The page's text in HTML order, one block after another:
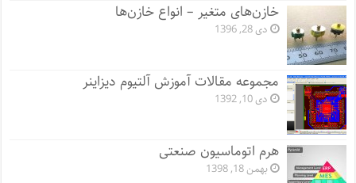
خازن‌های متغیر – انواع خازن‌ها
دی 28, 1396
مجموعه مقالات آموزش آلتیوم دیزاینر
دی 10, 1392
هرم اتوماسیون صنعتی
بهمن 18, 1398